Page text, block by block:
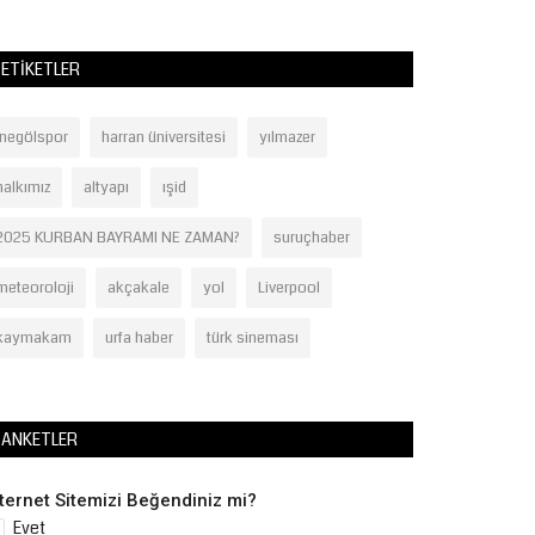
ETIKETLER
harran üniversitesi yılmazer
altyapı ışid
KURBAN BAYRAMI NE ZAMAN? suruçhaber
akçakale yol Liverpool
urfa haber türk sineması
ANKETLER
Sitemizi Beğendiniz mi?
Evet